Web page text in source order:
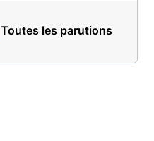
Toutes les parutions